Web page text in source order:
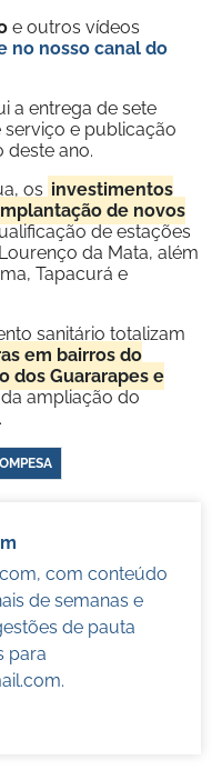
e outros vídeos
no nosso canal do
a entrega de sete
serviço e publicação
deste ano.
os investimentos
de novos
de estações
da Mata, além
Tapacurá e
sanitário totalizam
em bairros do
dos Guararapes e
ampliação do
com conteúdo
de semanas e
de pauta
para
.